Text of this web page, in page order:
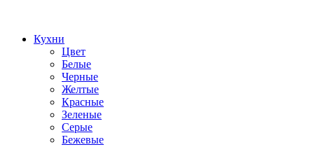
Кухни
Цвет
Белые
Черные
Желтые
Красные
Зеленые
Серые
Бежевые